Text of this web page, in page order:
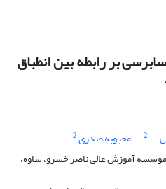
بر رابطه بین انطباق
2 محبوبه صدری2
آموزش عالی ناصر خسرو، ساوه،